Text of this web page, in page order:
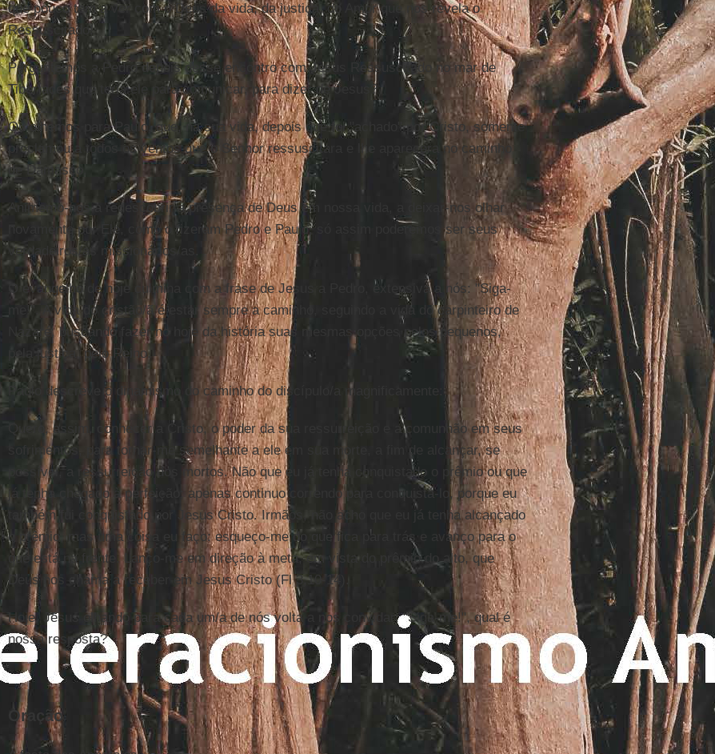
que pouco tem a ver com o Deus da vida, da justiça, do Amor que nos revela o
Ressuscitado!
Perguntemos a Pedro depois desse encontro com Jesus Ressuscitado no mar de
Tiberíades que teria ele para comunicar, para dizer de Jesus?
Ou olhemos para Paulo, que, na sua vida, depois que foi "achado" por Cristo, somente
proclamou a todos os ventos que o Senhor ressuscitara e lhe aparecera no caminho
de Damasco.
Animemo-nos a redescobrir a presença de Deus em nossa vida, a deixar-nos olhar
novamente por Ele, como o fizeram Pedro e Paulo, só assim poderemos ser seus
verdadeiros/as missionários/as.
O evangelho de hoje culmina com a frase de Jesus a Pedro, extensiva a nós: "Siga-
me!". A vida do cristão/ã é estar sempre a caminho, seguindo a vida do carpinteiro de
Nazaré, buscando fazer no hoje da história suas mesmas opções pelos pequenos,
pela justiça, pelo Reino.
Paulo descreve o dinamismo do caminho do discípulo/a magnificamente:
Quero, assim, conhecer a Cristo, o poder da sua ressurreição e a comunhão em seus
sofrimentos, para tornar-me semelhante a ele em sua morte, a fim de alcançar, se
possível, a ressurreição dos mortos. Não que eu já tenha conquistado o prêmio ou que
já tenha chegado à perfeição; apenas continuo correndo para conquistá-lo, porque eu
também fui conquistado por Jesus Cristo. Irmãos, não acho que eu já tenha alcançado
o prêmio, mas uma coisa eu faço: esqueço-me do que fica para trás e avanço para o
que está na frente. Lanço-me em direção à meta, em vista do prêmio do alto, que
Deus nos chama a receber em Jesus Cristo (Fl 3,10-14).
Hoje, Jesus olhando para cada um/a de nós volta a nos convidar: "Siga-me!", qual é
nossa resposta?
Oração